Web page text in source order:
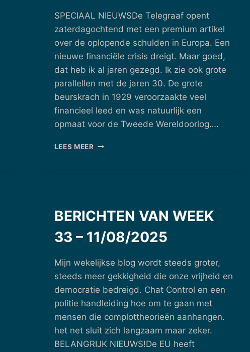
SPECIAAL NIEUWSDe Telegraaf opent
zaterdagochtend met een premium artikel
over de oplopende schulden in Europa. Een
nieuwe financiële crisis dreigt. Maar goed,
dat heb ik al jaren gezegd. Ik zie ook grote
parallellen met de jaren 30. De grote
beurskrach in 1929 veroorzaakte veel
financieel leed en was natuurlijk een
opmaat voor de Tweede Wereldoorlog….
LEES MEERBERICHTEN
BERICHTEN VAN WEEK
33 – 11/08/2025
Mijn wekelijkse blog wordt steeds groter,
steeds meer gekkigheid die onze vrijheid en
democratie bedreigd. Chat Control en een
politie handleiding hoe om te gaan met
mensen die complottheorieën aanhangen.
het net sluit zich langzaam maar zeker.
BELANGRIJK NIEUWS!De EU heeft